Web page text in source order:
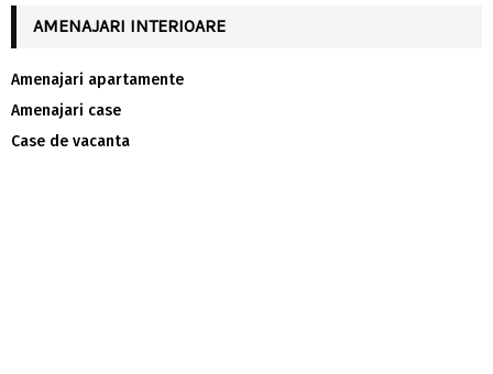
AMENAJARI INTERIOARE
Amenajari apartamente
Amenajari case
Case de vacanta